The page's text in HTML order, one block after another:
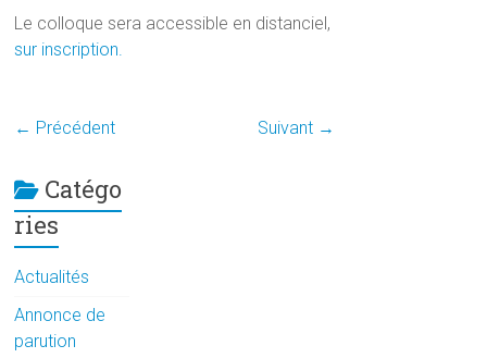
Le colloque sera accessible en distanciel,
sur inscription.
← Précédent Suivant →
Catégo
ries
Actualités
Annonce de
parution